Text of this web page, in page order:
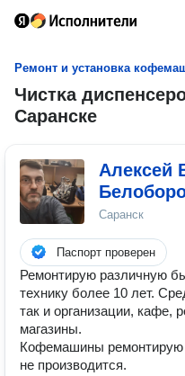
Ремонт и установка
Чистĸа
Саранске
Алексей
Саранск
Паспорт проверен
Ремонтирую различную
технику более 10 лет.
так и организации, кафе,
магазины.
Кофемашины ремонтирую
не производится.